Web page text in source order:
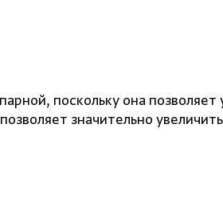
поскольку она
значительно